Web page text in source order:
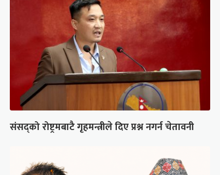
संसद्को रोष्ट्रमबाटै गृहमन्त्रीले दिए प्रश्न नगर्न चेतावनी